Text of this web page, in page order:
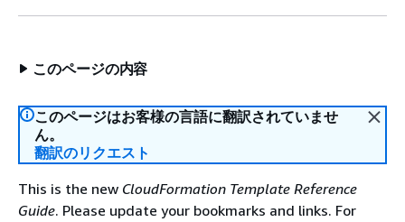
このページの内容
このページはお客様の言語に翻訳されていませ
ん。
翻訳のリクエスト
This is the new CloudFormation Template Reference
Guide. Please update your bookmarks and links. For